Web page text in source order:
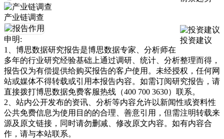
产业链调查
投资建议
申明:
1、博思数据研究报告是博思数据专家、分析师在
多年的行业研究经验基础上通过调研、统计、分析整理而得，
报告仅为有偿提供给购买报告的客户使用。未经授权，任何网
站或媒体不得转载或引用本报告内容。如需订阅研究报告，请
直接拨打博思数据免费客服热线（400 700 3630）联系。
2、站内公开发布的资讯、分析等内容允许以新闻性或资料性
公共免费信息为使用目的的合理、善意引用，但需注明转载来
源及原文链接，同时请勿删减、修改原文内容。如有内容合
作，请与本站联系。